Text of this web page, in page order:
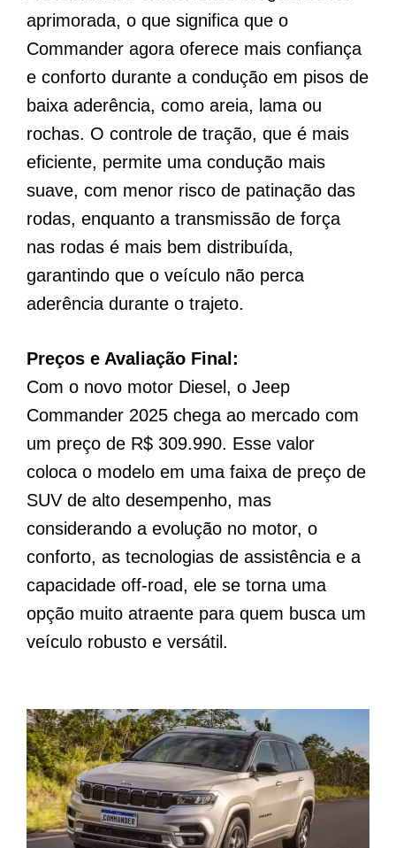
aprimorada, o que significa que o
Commander agora oferece mais confiança
e conforto durante a condução em pisos de
baixa aderência, como areia, lama ou
rochas. O controle de tração, que é mais
eficiente, permite uma condução mais
suave, com menor risco de patinação das
rodas, enquanto a transmissão de força
nas rodas é mais bem distribuída,
garantindo que o veículo não perca
aderência durante o trajeto.
Preços e Avaliação Final:
Com o novo motor Diesel, o Jeep
Commander 2025 chega ao mercado com
um preço de R$ 309.990. Esse valor
coloca o modelo em uma faixa de preço de
SUV de alto desempenho, mas
considerando a evolução no motor, o
conforto, as tecnologias de assistência e a
capacidade off-road, ele se torna uma
opção muito atraente para quem busca um
veículo robusto e versátil.